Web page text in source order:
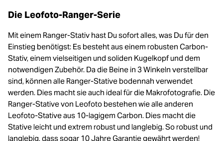
Die Leofoto-Ranger-Serie
Mit einem Ranger-Stativ hast Du sofort alles, was Du für den
Einstieg benötigst: Es besteht aus einem robusten Carbon-
Stativ, einem vielseitigen und soliden Kugelkopf und dem
notwendigen Zubehör. Da die Beine in 3 Winkeln verstellbar
sind, können alle Ranger-Stative bodennah verwendet
werden. Dies macht sie auch ideal für die Makrofotografie. Die
Ranger-Stative von Leofoto bestehen wie alle anderen
Leofoto-Stative aus 10-lagigem Carbon. Dies macht die
Stative leicht und extrem robust und langlebig. So robust und
langlebig, dass sogar 10 Jahre Garantie gewährt werden!